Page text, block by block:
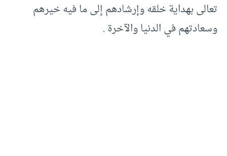
تعالى بهداية خلقه وإرشادهم إلى ما فيه خيرهم
وسعادتهم في الدنيا والآخرة .